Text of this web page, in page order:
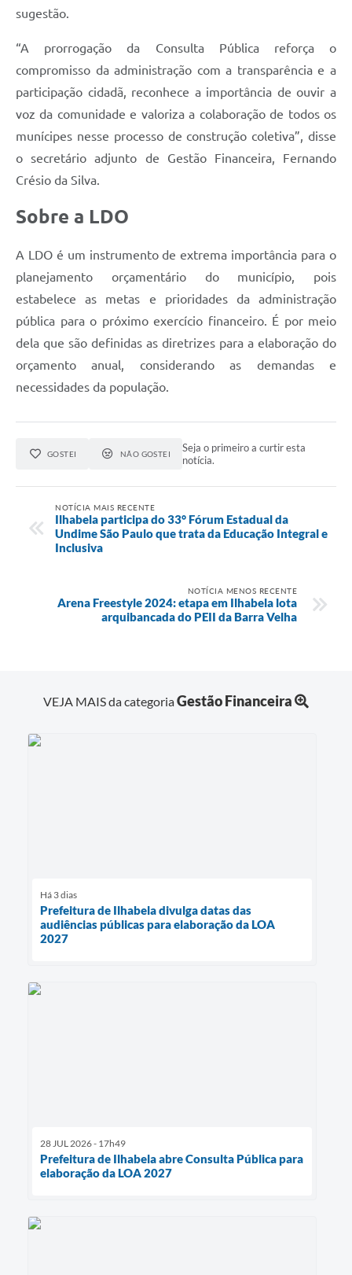
sugestão.
“A prorrogação da Consulta Pública reforça o
compromisso da administração com a transparência e a
participação cidadã, reconhece a importância de ouvir a
voz da comunidade e valoriza a colaboração de todos os
munícipes nesse processo de construção coletiva”, disse
o secretário adjunto de Gestão Financeira, Fernando
Crésio da Silva.
Sobre a LDO
A LDO é um instrumento de extrema importância para o
planejamento orçamentário do município, pois
estabelece as metas e prioridades da administração
pública para o próximo exercício financeiro. É por meio
dela que são definidas as diretrizes para a elaboração do
orçamento anual, considerando as demandas e
necessidades da população.
GOSTEI NÃO GOSTEI
Seja o primeiro a curtir esta
notícia.
NOTÍCIA MAIS RECENTE
Ilhabela participa do 33° Fórum Estadual da
Undime São Paulo que trata da Educação Integral e
Inclusiva
NOTÍCIA MENOS RECENTE
Arena Freestyle 2024: etapa em Ilhabela lota
arquibancada do PEII da Barra Velha
VEJA MAIS da categoriaGestão Financeira
Há 3 dias
Prefeitura de Ilhabela divulga datas das
audiências públicas para elaboração da LOA
2027
28 JUL 2026 - 17h49
Prefeitura de Ilhabela abre Consulta Pública para
elaboração da LOA 2027